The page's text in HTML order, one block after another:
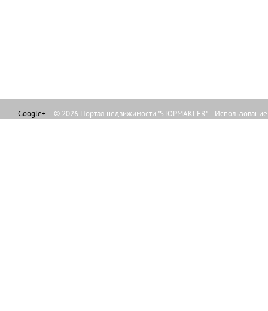
Google+ © 2026 Портал недвижимости "STOPMAKLER"